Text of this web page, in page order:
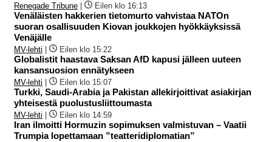
Renegade Tribune Eilen klo 16:13
Venäläisten hakkerien tietomurto vahvistaa NATOn
suoran osallisuuden Kiovan joukkojen hyökkäyksissä
Venäjälle
MV-lehti Eilen klo 15:22
Globalistit haastava Saksan AfD kapusi jälleen uuteen
kansansuosion ennätykseen
MV-lehti Eilen klo 15:07
Turkki, Saudi-Arabia ja Pakistan allekirjoittivat asiakirjan
yhteisestä puolustusliittoumasta
MV-lehti Eilen klo 14:59
Iran ilmoitti Hormuzin sopimuksen valmistuvan – Vaatii
Trumpia lopettamaan ”teatteridiplomatian”